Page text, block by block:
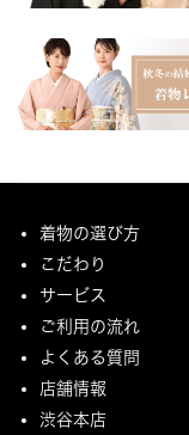
着物の選び方
こだわり
サービス
ご利用の流れ
よくある質問
店舗情報
渋谷本店